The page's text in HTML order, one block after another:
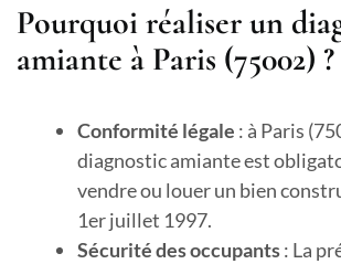
Pourquoi réaliser un
amiante à Paris (75002) ?
Conformité légale : à Paris
diagnostic amiante est
vendre ou louer un bien
1er juillet 1997.
Sécurité des occupants: La